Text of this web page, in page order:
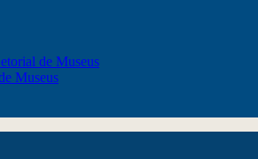
de Museus
Museus